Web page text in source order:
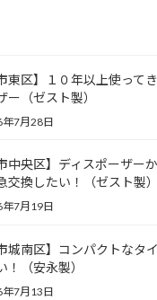
東区】１０年以上使って
ー（ゼスト製）
7月28日
中央区】ディスポーザー
交換したい！（ゼスト製）
7月19日
城南区】コンパクトなタ
！（安永製）
7月13日